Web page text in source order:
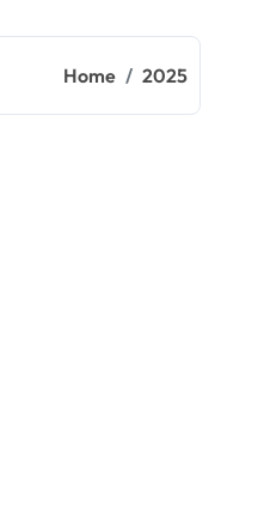
Home 2025